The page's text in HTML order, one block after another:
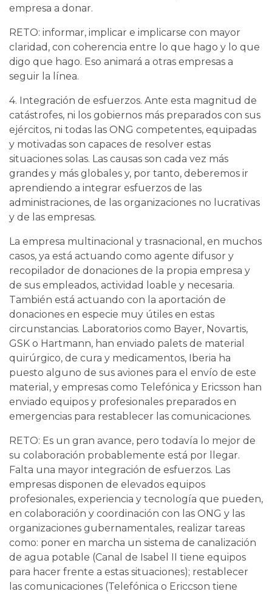
empresa a donar.
RETO: informar, implicar e implicarse con mayor
claridad, con coherencia entre lo que hago y lo que
digo que hago. Eso animará a otras empresas a
seguir la línea.
4. Integración de esfuerzos. Ante esta magnitud de
catástrofes, ni los gobiernos más preparados con sus
ejércitos, ni todas las ONG competentes, equipadas
y motivadas son capaces de resolver estas
situaciones solas. Las causas son cada vez más
grandes y más globales y, por tanto, deberemos ir
aprendiendo a integrar esfuerzos de las
administraciones, de las organizaciones no lucrativas
y de las empresas.
La empresa multinacional y trasnacional, en muchos
casos, ya está actuando como agente difusor y
recopilador de donaciones de la propia empresa y
de sus empleados, actividad loable y necesaria.
También está actuando con la aportación de
donaciones en especie muy útiles en estas
circunstancias. Laboratorios como Bayer, Novartis,
GSK o Hartmann, han enviado palets de material
quirúrgico, de cura y medicamentos, Iberia ha
puesto alguno de sus aviones para el envío de este
material, y empresas como Telefónica y Ericsson han
enviado equipos y profesionales preparados en
emergencias para restablecer las comunicaciones.
RETO: Es un gran avance, pero todavía lo mejor de
su colaboración probablemente está por llegar.
Falta una mayor integración de esfuerzos. Las
empresas disponen de elevados equipos
profesionales, experiencia y tecnología que pueden,
en colaboración y coordinación con las ONG y las
organizaciones gubernamentales, realizar tareas
como: poner en marcha un sistema de canalización
de agua potable (Canal de Isabel II tiene equipos
para hacer frente a estas situaciones); restablecer
las comunicaciones (Telefónica o Ericcson tiene